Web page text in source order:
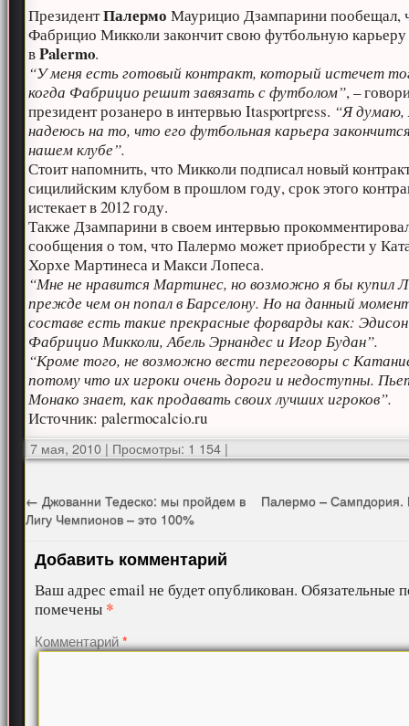
ПрезидентПалермо Маурицио Дзампарини пообещал,
Фабрицио Микколи закончит свою футбольную
вPalermo.
“У меня есть готовый контракт, который истечет
когда Фабрицио решит завязать с футболом”, –
президент розанеро в интервью Itasportpress. “Я думаю,
надеюсь на то, что его футбольная карьера
нашем клубе”.
Стоит напомнить, что Микколи подписал новый
сицилийским клубом в прошлом году, срок этого
истекает в 2012 году.
Также Дзампарини в своем интервью
сообщения о том, что Палермо может приобрести у
Хорхе Мартинеса и Макси Лопеса.
“Мне не нравится Мартинес, но возможно я бы купил
прежде чем он попал в Барселону. Но на данный
составе есть такие прекрасные форварды как:
Фабрицио Микколи, Абель Эрнандес и Игор Будан”.
“Кроме того, не возможно вести переговоры с
потому что их игроки очень дороги и недоступны.
Монако знает, как продавать своих лучших игроков”.
Источник: palermocalcio.ru
7 мая, 2010 | Просмотры: 1 154 |
← Джованни Тедеско: мы пройдем в
Лигу Чемпионов – это 100%
Палермо –
Добавить комментарий
Ваш адрес email не будет опубликован. Обязательные
помечены *
Комментарий*